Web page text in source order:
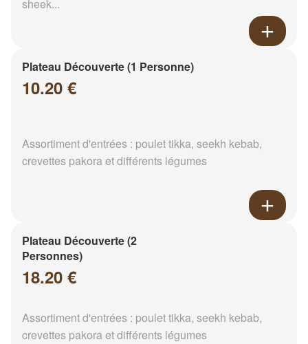
sheek...
Plateau Découverte (1 Personne)
10.20 €
Assortiment d'entrées : poulet tikka, seekh kebab,
crevettes pakora et différents légumes
Plateau Découverte (2
Personnes)
18.20 €
Assortiment d'entrées : poulet tikka, seekh kebab,
crevettes pakora et différents légumes